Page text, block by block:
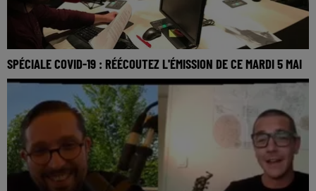
SPÉCIALE COVID-19 : RÉÉCOUTEZ L'ÉMISSION DE CE MARDI 5 MAI